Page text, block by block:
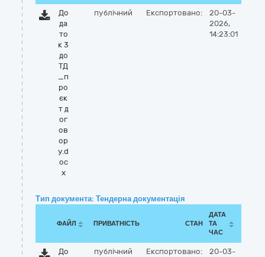
До
да
то
к 3
до
ТД
_п
ро
єк
т д
ог
ов
ор
у.d
oc
x
публічний Експортовано:
20-03-
2026,
14:23:01
Тип документа: Тендерна документація
ФАЙЛ ПРИВАТНІСТЬ СТАН
ДАТА
ТА
ЧАС
До
публічний Експортовано:
20-03-